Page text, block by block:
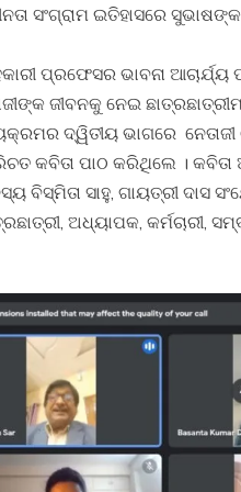
ସଂଗ୍ରାମ ଇତିହାସରେ
ପ୍ରଫେସର ଭାବନା
ଜୀବନକୁ ନେଇ
ଦ୍ୱିତୀୟ ଭାଗରେ
କବିତା ପାଠ କରିଥିଲେ । କବିତା
ବିସ୍ମିତା ସାହୁ, ଗାୟତ୍ରୀ
ଅଧ୍ୟାପକ,